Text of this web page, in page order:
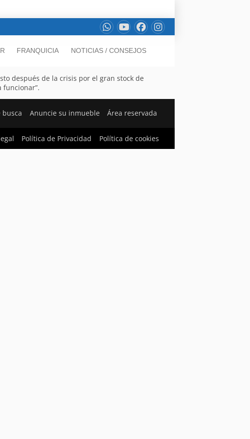
FRANQUICIA NOTICIAS / CONSEJOS
después de la crisis por el gran stock de
funcionar”.
busca Anuncie su inmueble Área reservada
Política de Privacidad Política de cookies